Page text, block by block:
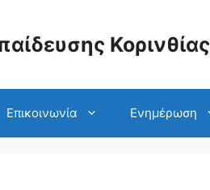
Κορινθίας
Επικοινωνία Ενημέρωση